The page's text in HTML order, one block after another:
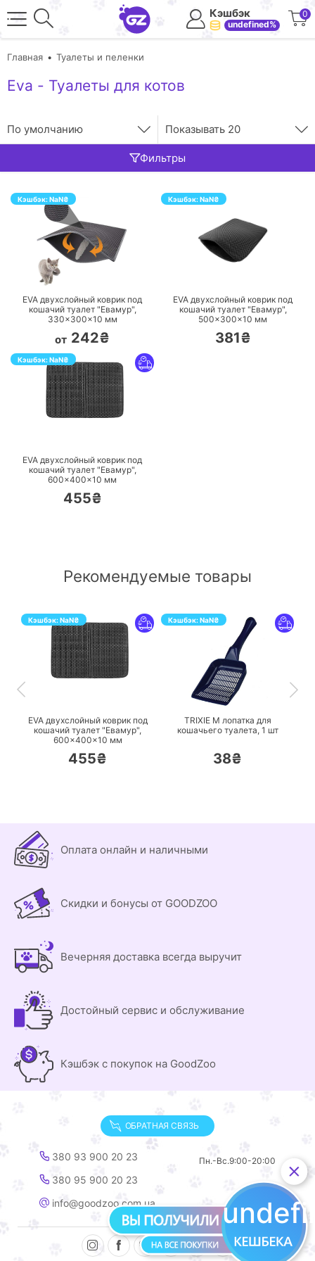
Кэшбэк
undefined%
0
Главная Туалеты и пеленки
Eva - Туалеты для котов
По умолчанию Показывать 20
Фильтры
Кэшбэк:NaN₴
EVA двухслойный коврик под
кошачий туалет "Евамур",
330×300×10 мм
от 242₴
Кэшбэк:NaN₴
EVA двухслойный коврик под
кошачий туалет "Евамур",
500×300×10 мм
381₴
Кэшбэк:NaN₴
EVA двухслойный коврик под
кошачий туалет "Евамур",
600×400×10 мм
455₴
Рекомендуемые товары
Кэшбэк:NaN₴
EVA двухслойный коврик под
кошачий туалет "Евамур",
600×400×10 мм
455₴
Кэшбэк:NaN₴
ПЕРЕЙТИ
TRIXIE M лопатка для
кошачьего туалета, 1 шт
38₴
Оплата онлайн и наличными
Скидки и бонусы от GOODZOO
Вечерняя доставка всегда выручит
Достойный сервис и обслуживание
Кэшбэк с покупок на GoodZoo
ОБРАТНАЯ СВЯЗЬ
380 93 900 20 23
380 95 900 20 23
info@goodzoo.com.ua
Пн.-Вс.9:00-20:00